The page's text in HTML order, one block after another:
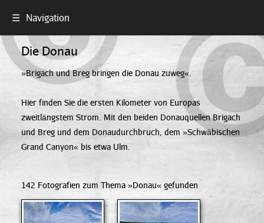
☰ Navigation
Die Donau
»Brigach und Breg bringen die Donau zuweg«.
Hier finden Sie die ersten Kilometer von Europas
zweitlängstem Strom. Mit den beiden Donauquellen Brigach
und Breg und dem Donaudurchbruch, dem »Schwäbischen
Grand Canyon« bis etwa Ulm.
142 Fotografien zum Thema »Donau« gefunden